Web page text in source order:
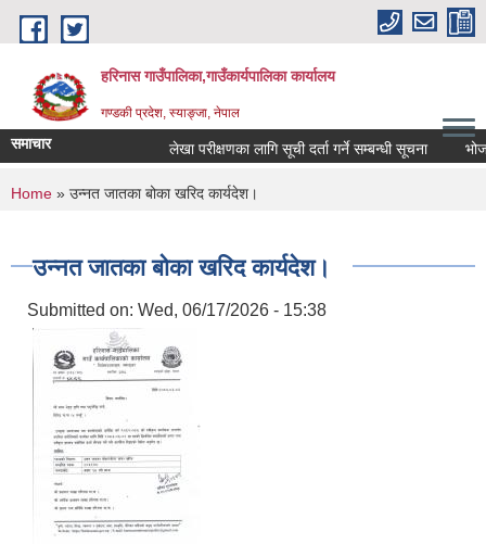
Skip to main content
हरिनास गाउँपालिका,गाउँकार्यपालिका कार्यालय
गण्डकी प्रदेश, स्याङ्जा, नेपाल
समाचार लेखा परीक्षणका लागि सूची दर्ता गर्ने सम्बन्धी सूचना भोज
You are here
Home » उन्नत जातका बोका खरिद कार्यदेश।
उन्नत जातका बोका खरिद कार्यदेश।
Submitted on: Wed, 06/17/2026 - 15:38